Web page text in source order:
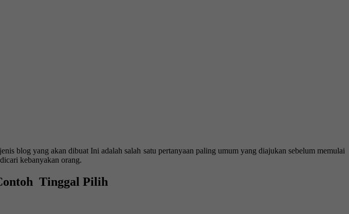
blog yang akan dibuat Ini adalah salah satu pertanyaan paling umum yang diajukan sebelum memulai
kebanyakan orang.
Tinggal Pilih